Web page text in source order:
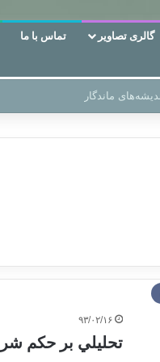
گالری تصاویر تماس با ما
۹۳/۰۲/۱۶
تحليلي بر حكم